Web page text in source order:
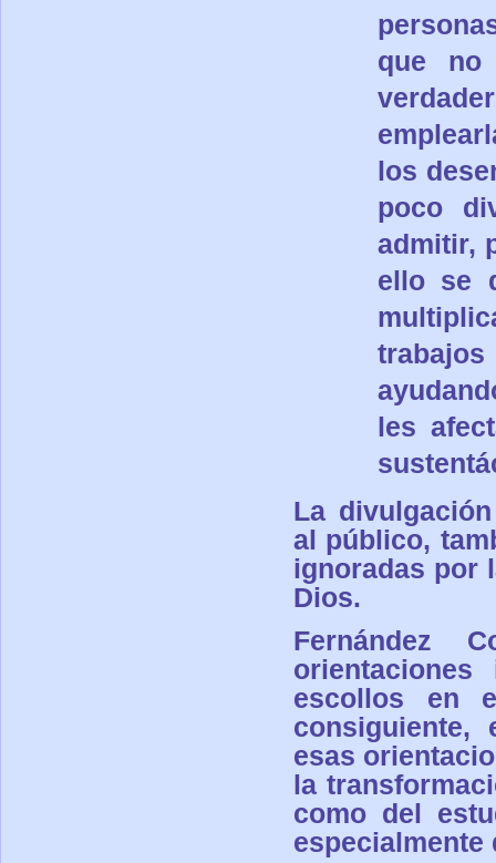
que no
los
poco
admitir,
ello se
les
La
al público,
ignoradas por
Dios.
Fernández
escollos en
consiguiente,
esas
la
como del
especialmente